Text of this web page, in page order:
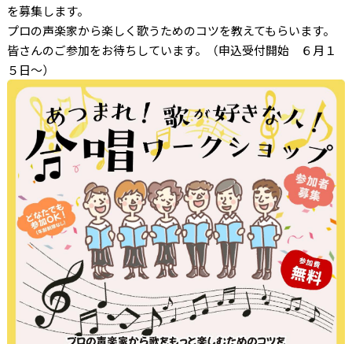
を募集します。
プロの声楽家から楽しく歌うためのコツを教えてもらいます。
皆さんのご参加をお待ちしています。（申込受付開始 ６月１
５日～）